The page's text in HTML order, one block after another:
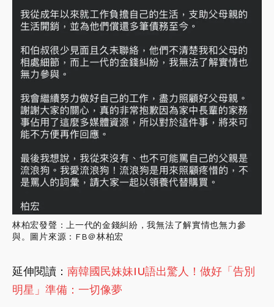
林柏宏發聲：上一代的金錢糾紛，我無法了解實情也無力參
與。圖片來源：FB＠林柏宏
延伸閱讀： 南韓國民妹妹IU語出驚人！做好「告別
明星」準備：一切像夢